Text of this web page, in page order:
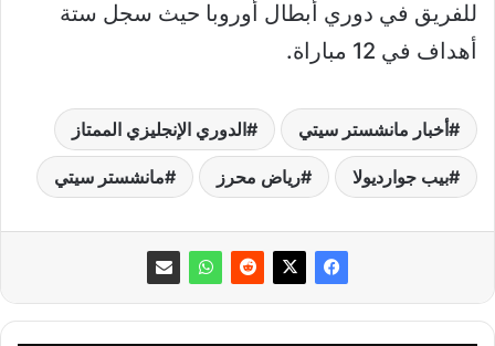
للفريق في دوري أبطال أوروبا حيث سجل ستة
أهداف في 12 مباراة.
أخبار مانشستر سيتي الدوري الإنجليزي الممتاز
بيب جوارديولا رياض محرز مانشستر سيتي